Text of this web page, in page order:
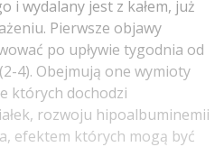
i wydalany jest z kałem, już
Pierwsze objawy
po upływie tygodnia od
4). Obejmują one wymioty
których dochodzi
rozwoju hipoalbuminemii
efektem których mogą być